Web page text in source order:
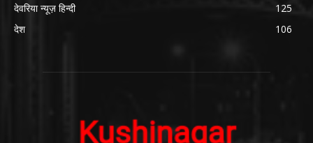
देवरिया न्यूज़ हिन्दी
125
देश
106